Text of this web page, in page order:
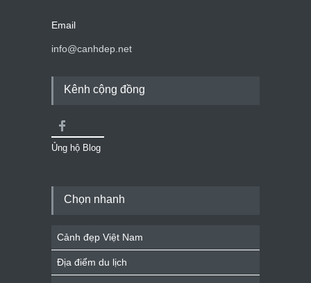
Email
info@canhdep.net
Kênh cộng đồng
Ủng hộ Blog
Chọn nhanh
Cảnh đẹp Việt Nam
Địa điểm du lịch